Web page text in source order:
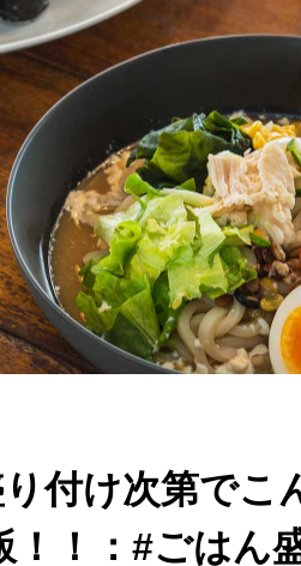
付け次第でこ
！！：#ごはん